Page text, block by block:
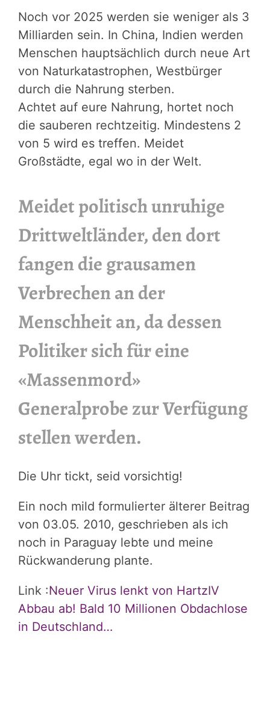
Noch vor 2025 werden sie weniger als 3
Milliarden sein. In China, Indien werden
Menschen hauptsächlich durch neue Art
von Naturkatastrophen, Westbürger
durch die Nahrung sterben.
Achtet auf eure Nahrung, hortet noch
die sauberen rechtzeitig. Mindestens 2
von 5 wird es treffen. Meidet
Großstädte, egal wo in der Welt.
Meidet politisch unruhige
Drittweltländer, den dort
fangen die grausamen
Verbrechen an der
Menschheit an, da dessen
Politiker sich für eine
«Massenmord»
Generalprobe zur Verfügung
stellen werden.
Die Uhr tickt, seid vorsichtig!
Ein noch mild formulierter älterer Beitrag
von 03.05. 2010, geschrieben als ich
noch in Paraguay lebte und meine
Rückwanderung plante.
Link :Neuer Virus lenkt von HartzIV
Abbau ab! Bald 10 Millionen Obdachlose
in Deutschland…